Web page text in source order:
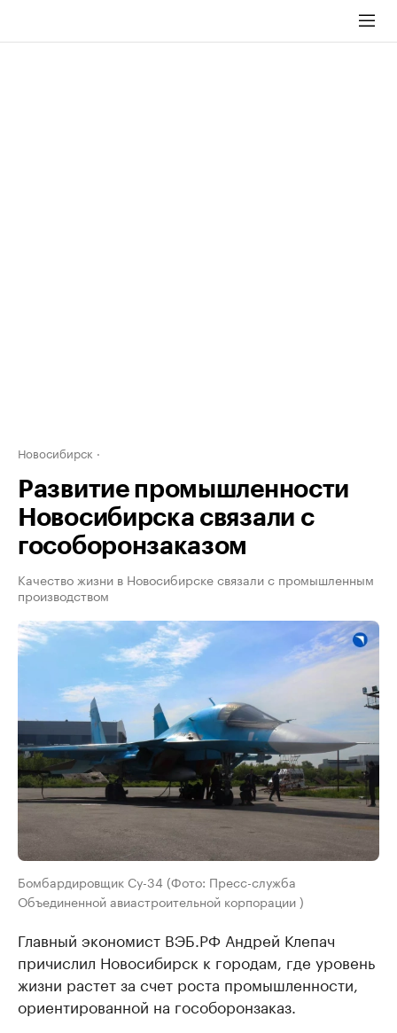
Новосибирск
Развитие промышленности
Новосибирска связали с
гособоронзаказом
Качество жизни в Новосибирске связали с промышленным
производством
Бомбардировщик Су-34 (Фото: Пресс-служба
Объединенной авиастроительной корпорации )
Главный экономист ВЭБ.РФ Андрей Клепач
причислил Новосибирск к городам, где уровень
жизни растет за счет роста промышленности,
ориентированной на гособоронзаказ.